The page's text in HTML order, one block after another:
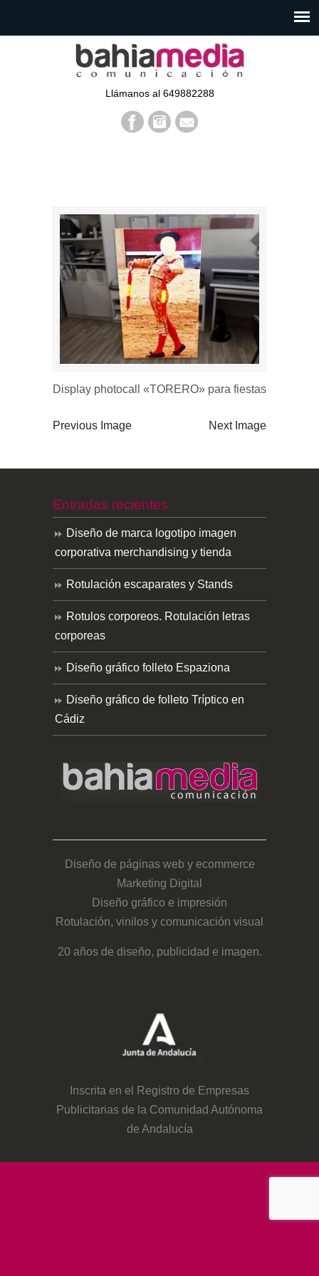
Llámanos al 649882288
Display photocall «TORERO» para fiestas
Previous Image Next Image
Entradas recientes
Diseño de marca logotipo imagen
corporativa merchandising y tienda
Rotulación escaparates y Stands
Rotulos corporeos. Rotulación letras
corporeas
Diseño gráfico folleto Espaziona
Diseño gráfico de folleto Tríptico en
Cádiz
Diseño de páginas web y ecommerce
Marketing Digital
Diseño gráfico e impresión
Rotulación, vinilos y comunicación visual
20 años de diseño, publicidad e imagen.
Inscrita en el Registro de Empresas
Publicitarias de la Comunidad Autónoma
de Andalucía